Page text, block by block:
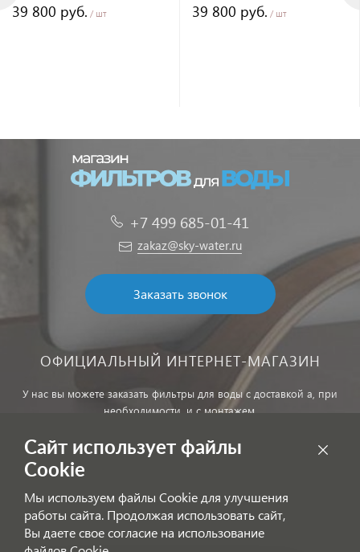
39 800 руб. / шт 39 800 руб. / шт
+7 499 685-01-41
zakaz@sky-water.ru
Заказать звонок
ОФИЦИАЛЬНЫЙ ИНТЕРНЕТ-МАГАЗИН
У нас вы можете заказать фильтры для воды с доставкой а, при
необходимости, и с монтажем.
офертой!
Согласие на получение информационных рассылок
Сайт использует файлы
Cookie
Мы используем файлы Cookie для улучшения
работы сайта. Продолжая использовать сайт,
Вы даете свое согласие на использование